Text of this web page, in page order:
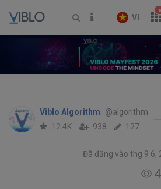
VI
Viblo Algorithm @algorithm
12.4K 938 127
Đã đăng vào thg 9 6,